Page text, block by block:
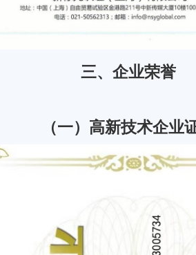
三、企业荣誉
（一）高新技术企业